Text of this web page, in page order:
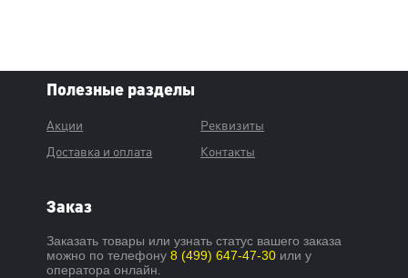
Полезные разделы
Акции
Доставка и оплата
Реквизиты
Контакты
Заказ
Заказать товары или узнать статус вашего заказа
можно по телефону8 (499) 647-47-30 или у
оператора онлайн.